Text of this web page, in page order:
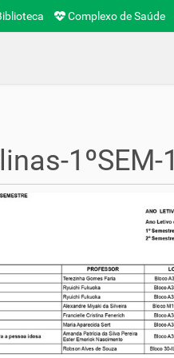
Complexo de Saúde
1ºSEM-1